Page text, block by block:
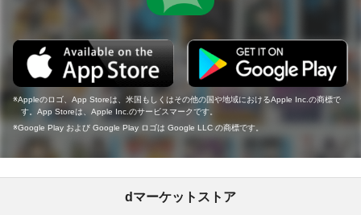
Appleのロゴ、App Storeは、米国もしくはその他の国や地域におけるApple Inc.の商標で
す。App Storeは、Apple Inc.のサービスマークです。
Google Play および Google Play ロゴは Google LLC の商標です。
dマーケットストア